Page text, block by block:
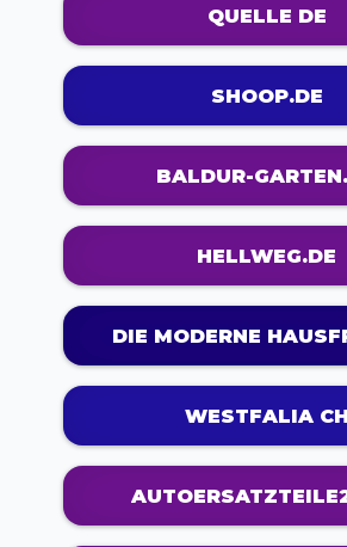
QUELLE DE
SHOOP.DE
BALDUR-
HELLWEG.DE
DIE MODERNE
WESTFALIA CH